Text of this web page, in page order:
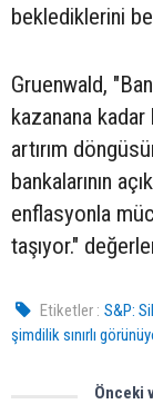
beklediklerini
Gruenwald,
kazanana kadar
artırım
bankalarının
enflasyonla
taşıyor."
Etiketler : S&P:
şimdilik sınırlı
Önceki